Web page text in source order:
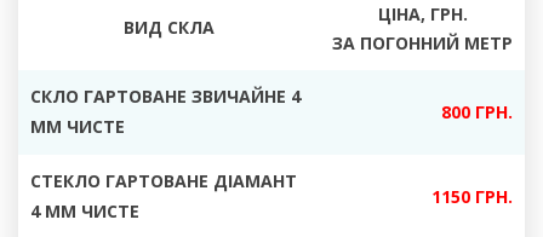
ВИД СКЛА
ЦІНА, ГРН.
ЗА ПОГОННИЙ МЕТР
СКЛО ГАРТОВАНЕ ЗВИЧАЙНЕ 4
ММ ЧИСТЕ
800 ГРН.
СТЕКЛО ГАРТОВАНЕ ДІАМАНТ
4 ММ ЧИСТЕ
1150 ГРН.